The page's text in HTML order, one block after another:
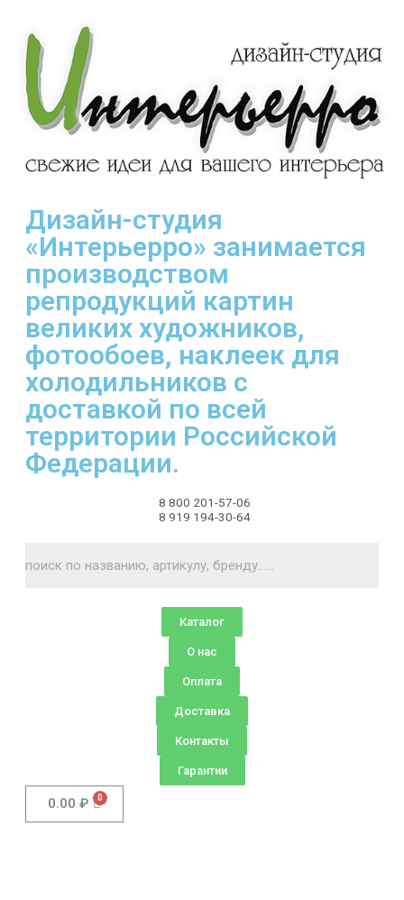
Дизайн-студия
«Интерьерро» занимается
производством
репродукций картин
великих художников,
фотообоев, наклеек для
холодильников с
доставкой по всей
территории Российской
Федерации.
8 800 201-57-06
8 919 194-30-64
Каталог
О нас
Оплата
Доставка
Контакты
Гарантии
0.00 ₽